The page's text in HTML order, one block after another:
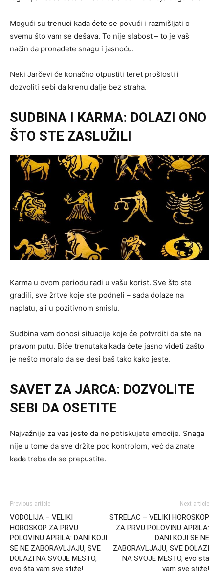
Mogući su trenuci kada ćete se povući i razmišljati o
svemu što vam se dešava. To nije slabost – to je vaš
način da pronađete snagu i jasnoću.
Neki Jarčevi će konačno otpustiti teret prošlosti i
dozvoliti sebi da krenu dalje bez straha.
SUDBINA I KARMA: DOLAZI ONO
ŠTO STE ZASLUŽILI
Karma u ovom periodu radi u vašu korist. Sve što ste
gradili, sve žrtve koje ste podneli – sada dolaze na
naplatu, ali u pozitivnom smislu.
Sudbina vam donosi situacije koje će potvrditi da ste na
pravom putu. Biće trenutaka kada ćete jasno videti zašto
je nešto moralo da se desi baš tako kako jeste.
SAVET ZA JARCA: DOZVOLITE
SEBI DA OSETITE
Najvažnije za vas jeste da ne potiskujete emocije. Snaga
nije u tome da sve držite pod kontrolom, već da znate
kada treba da se prepustite.
Previous article
VODOLIJA – VELIKI
HOROSKOP ZA PRVU
POLOVINU APRILA: DANI KOJI
SE NE ZABORAVLJAJU, SVE
DOLAZI NA SVOJE MESTO,
evo šta vam sve stiže!
Next article
STRELAC – VELIKI HOROSKOP
ZA PRVU POLOVINU APRILA:
DANI KOJI SE NE
ZABORAVLJAJU, SVE DOLAZI
NA SVOJE MESTO, evo šta
vam sve stiže!